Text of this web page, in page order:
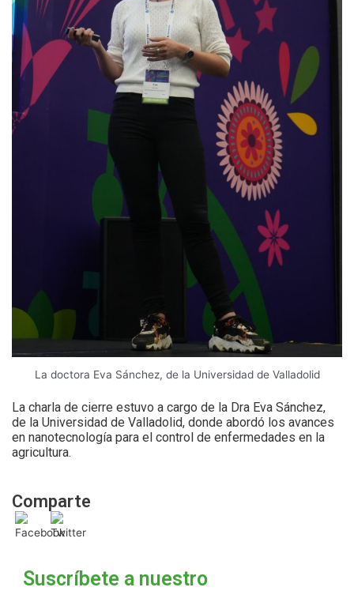
Comparte
La doctora Eva Sánchez, de la Universidad de Valladolid
La charla de cierre estuvo a cargo de la Dra Eva Sánchez,
de la Universidad de Valladolid, donde abordó los avances
en nanotecnología para el control de enfermedades en la
agricultura.
Suscríbete a nuestro